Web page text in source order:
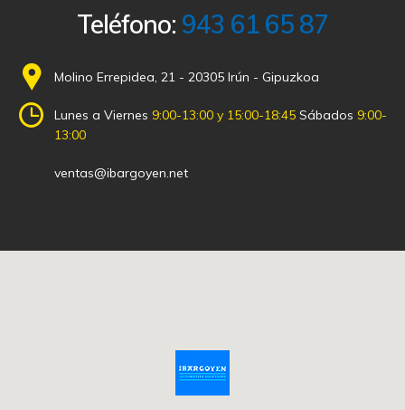
Teléfono: 943 61 65 87
Molino Errepidea, 21 - 20305 Irún - Gipuzkoa
Lunes a Viernes 9:00-13:00 y 15:00-18:45 Sábados 9:00-
13:00
ventas@ibargoyen.net